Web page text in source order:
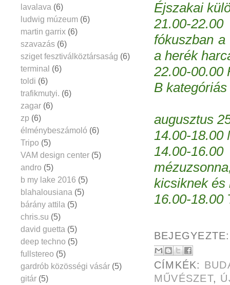
Éjszakai
21.00-
fókuszban
a herék
22.00-00.00
B
augusztus
14.00-18.00
14.00-
kicsiknek és
16.00-18.00
CÍMKÉK:
MŰVÉSZET,
lavalava (6)
ludwig múzeum (6)
martin garrix (6)
szavazás (6)
sziget fesztiválköztársaság (6)
terminal (6)
toldi (6)
trafikmutyi. (6)
zagar (6)
zp (6)
élménybeszámoló (6)
Tripo (5)
VAM design center (5)
andro (5)
b my lake 2016 (5)
blahalousiana (5)
bárány attila (5)
chris.su (5)
david guetta (5)
deep techno (5)
fullstereo (5)
gardrób közösségi vásár (5)
gitár (5)